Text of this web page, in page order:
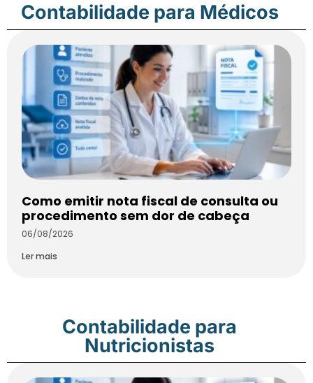
Contabilidade para Médicos
Como emitir nota fiscal de consulta ou
procedimento sem dor de cabeça
06/08/2026
Ler mais
Contabilidade para
Nutricionistas